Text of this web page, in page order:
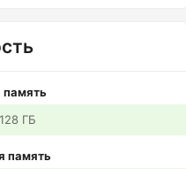
память
128 ГБ
память